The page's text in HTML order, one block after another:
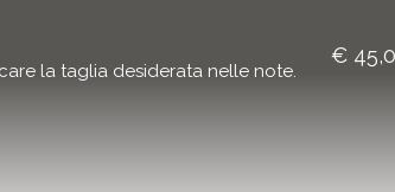
la taglia desiderata nelle note.
€